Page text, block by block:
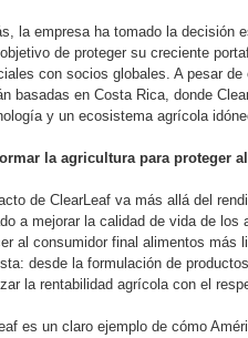
la empresa ha tomado la decisión
de proteger su creciente
con socios globales. A pesar
basadas en Costa Rica, donde
y un ecosistema agrícola
la agricultura para proteger
de ClearLeaf va más allá del
a mejorar la calidad de vida de
al consumidor final alimentos más
desde la formulación de
la rentabilidad agrícola con el
es un claro ejemplo de cómo